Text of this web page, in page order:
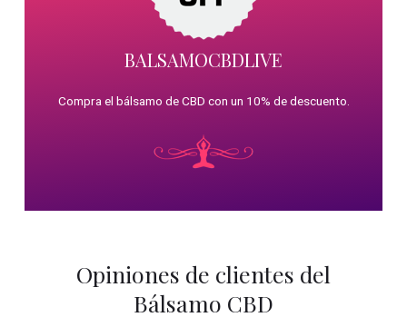
BALSAMOCBDLIVE
Compra el bálsamo de CBD con un 10% de descuento.
Opiniones de clientes del
Bálsamo CBD